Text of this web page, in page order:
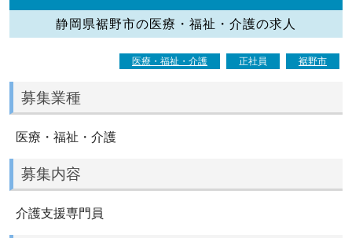
静岡県裾野市の医療・福祉・介護の求人
医療・福祉・介護 正社員 裾野市
募集業種
医療・福祉・介護
募集内容
介護支援専門員